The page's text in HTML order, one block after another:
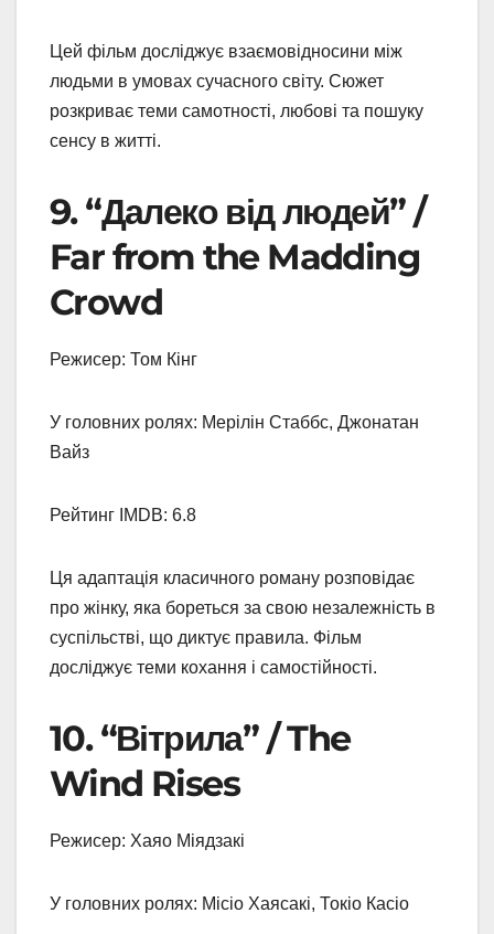
Цей фільм досліджує взаємовідносини між
людьми в умовах сучасного світу. Сюжет
розкриває теми самотності, любові та пошуку
сенсу в житті.
9. “Далеко від людей” /
Far from the Madding
Crowd
Режисер: Том Кінг
У головних ролях: Мерілін Стаббс, Джонатан
Вайз
Рейтинг IMDB: 6.8
Ця адаптація класичного роману розповідає
про жінку, яка бореться за свою незалежність в
суспільстві, що диктує правила. Фільм
досліджує теми кохання і самостійності.
10. “Вітрила” / The
Wind Rises
Режисер: Хаяо Міядзакі
У головних ролях: Місіо Хаясакі, Токіо Касіо